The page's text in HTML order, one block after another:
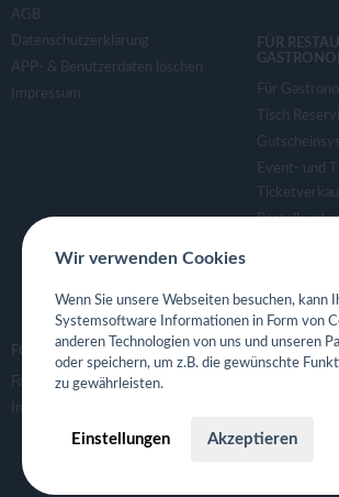
AGB
Datenschutzerklärung
APP- & Benutzerdaten löschen
Impressum
FÜR
Für
Tisch
Event- und
Ticketverkauf
Eigene App
FOLGE UNS
Facebook
Instagram
Wir verwenden Cookies
Wenn Sie unsere Webseiten besuchen, kann
Systemsoftware Informationen in Form von
anderen Technologien von uns und unseren
oder speichern, um z.B. die gewünschte
zu gewährleisten.
Einstellungen Akzeptieren